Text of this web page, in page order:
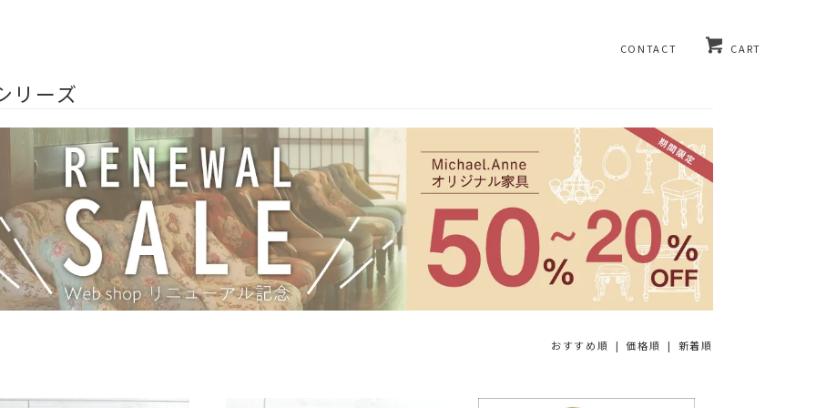
CONTACT CART
リーズ
おすすめ順 |価格順 | 新着順